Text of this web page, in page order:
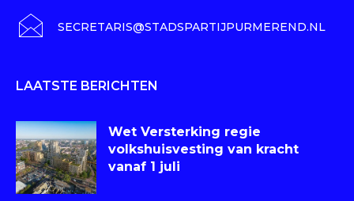
SECRETARIS@STADSPARTIJPURMEREND.NL
LAATSTE BERICHTEN
Wet Versterking regie
volkshuisvesting van kracht
vanaf 1 juli